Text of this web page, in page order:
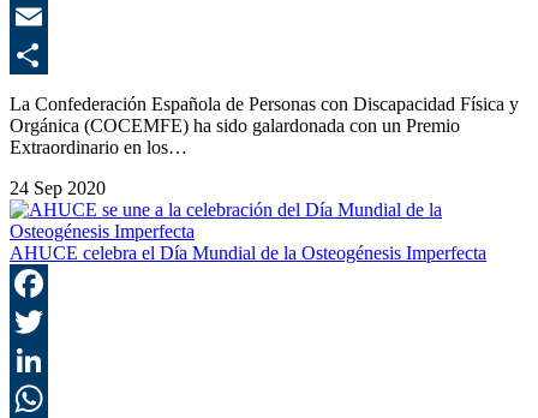
La Confederación Española de Personas con Discapacidad Física y
Orgánica (COCEMFE) ha sido galardonada con un Premio
Extraordinario en los…
24 Sep 2020
AHUCE celebra el Día Mundial de la Osteogénesis Imperfecta